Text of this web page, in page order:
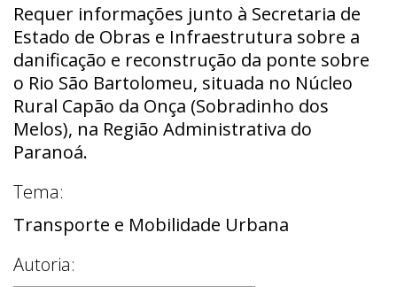
Requer informações junto à Secretaria de
Estado de Obras e Infraestrutura sobre a
danificação e reconstrução da ponte sobre
o Rio São Bartolomeu, situada no Núcleo
Rural Capão da Onça (Sobradinho dos
Melos), na Região Administrativa do
Paranoá.
Tema:
Transporte e Mobilidade Urbana
Autoria: